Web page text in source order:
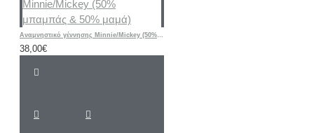
Αναμνηστικό γέννησης Minnie/Mickey (50% μπαμπάς & 50% μαμά)
38,00€